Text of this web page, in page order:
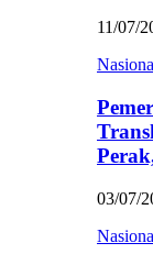
11/07/
03/07/